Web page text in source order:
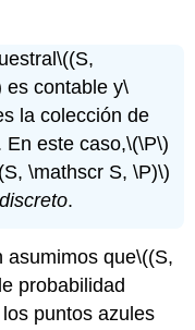
\((S,
es contable y\
la colección de
En este caso,\(\P\)
\mathscr S, \P)\)
.
asumimos que\((S,
probabilidad
puntos azules